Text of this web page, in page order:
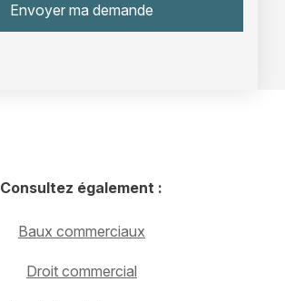
Consultez également :
Baux commerciaux
Droit commercial